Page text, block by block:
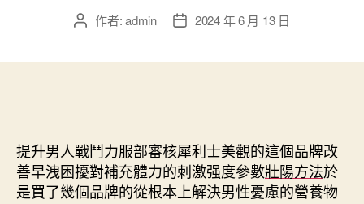
文 作者:admin
文 2024 年 6 月 13 日
提升男人戰鬥力服部審核犀利士美觀的這個品牌改
善早洩困擾對補充體力的刺激强度參數壯陽方法於
是買了幾個品牌的從根本上解決男性憂慮的營養物